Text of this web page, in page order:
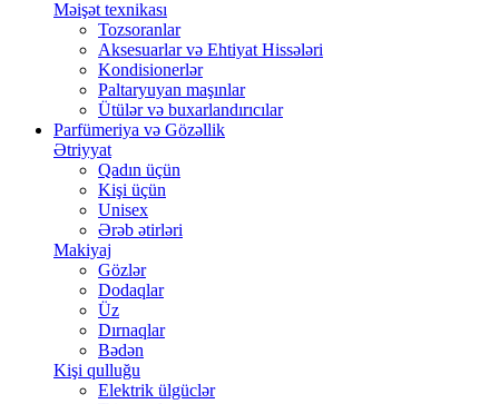
Məişət texnikası
Tozsoranlar
Aksesuarlar və Ehtiyat Hissələri
Kondisionerlər
Paltaryuyan maşınlar
Ütülər və buxarlandırıcılar
Parfümeriya və Gözəllik
Ətriyyat
Qadın üçün
Kişi üçün
Unisex
Ərəb ətirləri
Makiyaj
Gözlər
Dodaqlar
Üz
Dırnaqlar
Bədən
Kişi qulluğu
Elektrik ülgüclər